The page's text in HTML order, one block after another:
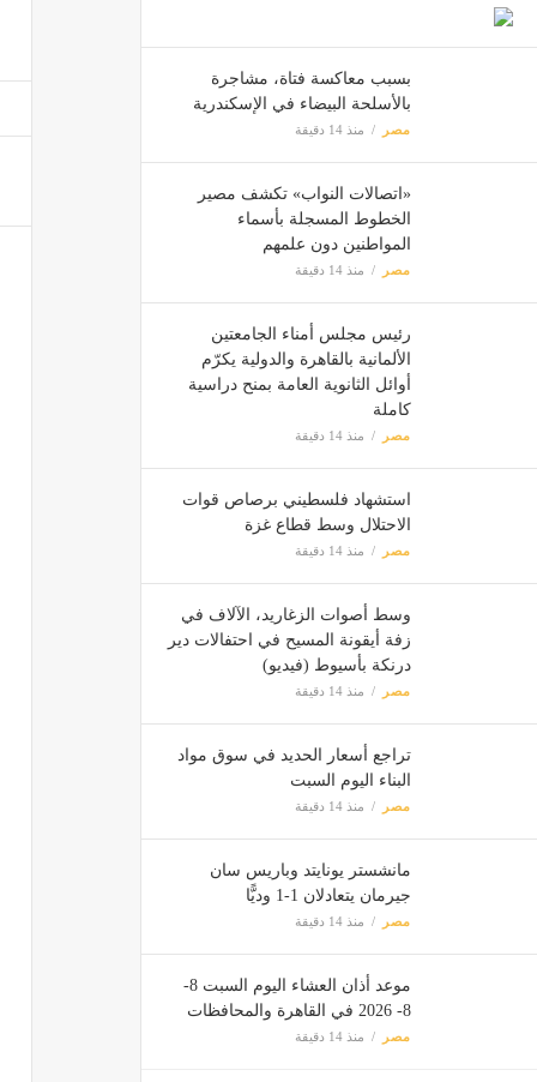
بسبب معاكسة فتاة، مشاجرة
بالأسلحة البيضاء في الإسكندرية
مصر منذ 14 دقيقة
«اتصالات النواب» تكشف مصير
الخطوط المسجلة بأسماء
المواطنين دون علمهم
مصر منذ 14 دقيقة
رئيس مجلس أمناء الجامعتين
الألمانية بالقاهرة والدولية يكرّم
أوائل الثانوية العامة بمنح دراسية
كاملة
مصر منذ 14 دقيقة
استشهاد فلسطيني برصاص قوات
الاحتلال وسط قطاع غزة
مصر منذ 14 دقيقة
وسط أصوات الزغاريد، الآلاف في
زفة أيقونة المسيح في احتفالات دير
درنكة بأسيوط (فيديو)
مصر منذ 14 دقيقة
تراجع أسعار الحديد في سوق مواد
البناء اليوم السبت
مصر منذ 14 دقيقة
مانشستر يونايتد وباريس سان
جيرمان يتعادلان 1-1 وديًّا
مصر منذ 14 دقيقة
موعد أذان العشاء اليوم السبت 8-
8- 2026 في القاهرة والمحافظات
مصر منذ 14 دقيقة
مصر
تأجيل محاكمة 165